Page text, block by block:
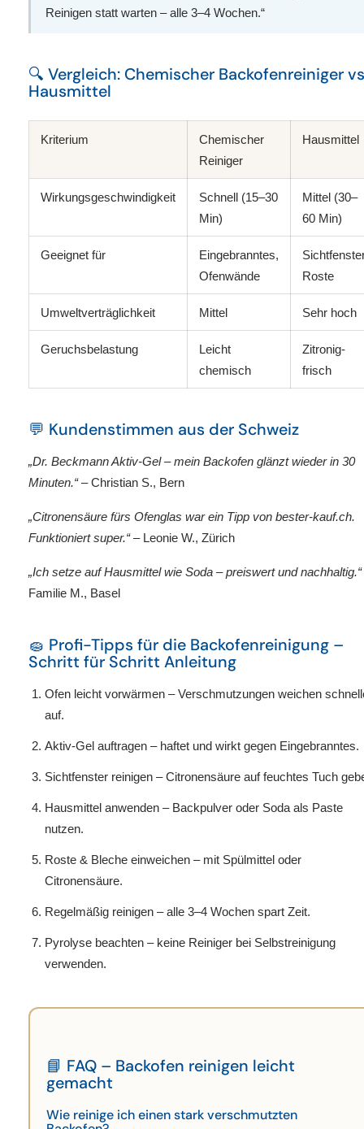
Reinigen statt warten – alle 3–4 Wochen.“
🔍 Vergleich: Chemischer Backofenreiniger
Hausmittel
Kriterium
Chemischer
Reiniger
Hausmittel
Wirkungsgeschwindigkeit
Schnell (15–30
Min)
Mittel (30–
60 Min)
Geeignet für
Eingebranntes,
Ofenwände
Roste
Umweltverträglichkeit Mittel Sehr hoch
Geruchsbelastung
Leicht
chemisch
Zitronig-
frisch
💬 Kundenstimmen aus der Schweiz
„Dr. Beckmann Aktiv-Gel – mein Backofen glänzt wieder in 30
Minuten.“– Christian S., Bern
„Citronensäure fürs Ofenglas war ein Tipp von bester-kauf.ch.
Funktioniert super.“– Leonie W., Zürich
„Ich setze auf Hausmittel wie Soda – preiswert und nachhaltig.“
Familie M., Basel
🧽 Profi-Tipps für die Backofenreinigung –
Schritt für Schritt Anleitung
Ofen leicht vorwärmen – Verschmutzungen weichen
auf.
Aktiv-Gel auftragen – haftet und wirkt gegen Eingebranntes.
Sichtfenster reinigen – Citronensäure auf feuchtes Tuch
Hausmittel anwenden – Backpulver oder Soda als Paste
nutzen.
Roste & Bleche einweichen – mit Spülmittel oder
Citronensäure.
Regelmäßig reinigen – alle 3–4 Wochen spart Zeit.
Pyrolyse beachten – keine Reiniger bei Selbstreinigung
verwenden.
📘 FAQ – Backofen reinigen leicht
gemacht
Wie reinige ich einen stark verschmutzten